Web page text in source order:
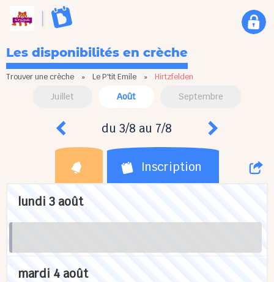
Les disponibilités en crèche
Trouver une crèche » Le P'tit Emile » Hirtzfelden
Juillet Août Septembre
du 3/8 au 7/8
Inscription
lundi 3 août
mardi 4 août